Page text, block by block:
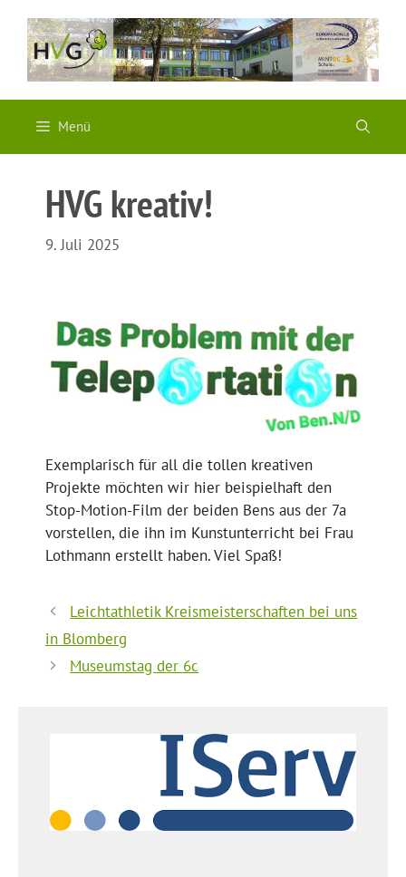
Inhalt
springen
Menü
HVG kreativ!
9. Juli 2025
Exemplarisch für all die tollen kreativen
Projekte möchten wir hier beispielhaft den
Stop-Motion-Film der beiden Bens aus der 7a
vorstellen, die ihn im Kunstunterricht bei Frau
Lothmann erstellt haben. Viel Spaß!
Leichtathletik Kreismeisterschaften bei uns
in Blomberg
Museumstag der 6c